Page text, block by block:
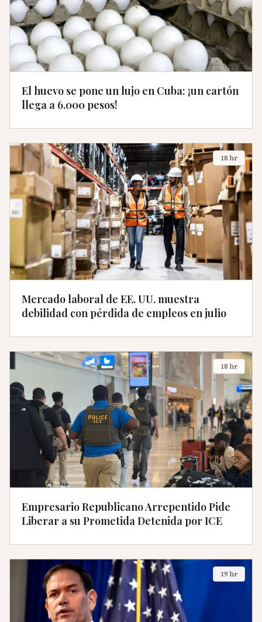
El huevo se pone un lujo en Cuba: ¡un cartón
llega a 6.000 pesos!
18 hr
Mercado laboral de EE. UU. muestra
debilidad con pérdida de empleos en julio
18 hr
Empresario Republicano Arrepentido Pide
Liberar a su Prometida Detenida por ICE
19 hr